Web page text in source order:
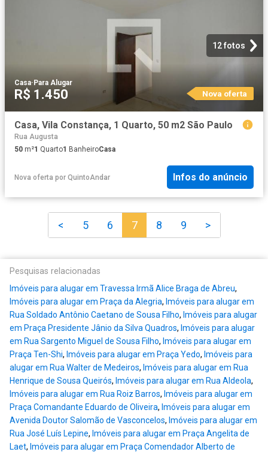
12 fotos
Casa·Para Alugar
R$ 1.450 Nova oferta
Casa, Vila Constança, 1 Quarto, 50 m2 São Paulo
Rua Augusta
50 m²1 Quarto1 BanheiroCasa
Nova oferta por QuintoAndar Infos do anúncio
< 5 6 7 8 9 >
Pesquisas relacionadas
Imóveis para alugar em Travessa Irmã Alice Braga de Abreu,
Imóveis para alugar em Praça da Alegria, Imóveis para alugar em
Rua Soldado Antônio Caetano de Sousa Filho, Imóveis para alugar
em Praça Presidente Jânio da Silva Quadros, Imóveis para alugar
em Rua Sargento Miguel de Sousa Filho, Imóveis para alugar em
Praça Ten-Shi, Imóveis para alugar em Praça Yedo, Imóveis para
alugar em Rua Walter de Medeiros, Imóveis para alugar em Rua
Henrique de Sousa Queirós, Imóveis para alugar em Rua Aldeola,
Imóveis para alugar em Rua Roiz Barros, Imóveis para alugar em
Praça Comandante Eduardo de Oliveira, Imóveis para alugar em
Avenida Doutor Salomão de Vasconcelos, Imóveis para alugar em
Rua José Luís Lepine, Imóveis para alugar em Praça Angelita de
Laet, Imóveis para alugar em Praça Comendador Alberto de